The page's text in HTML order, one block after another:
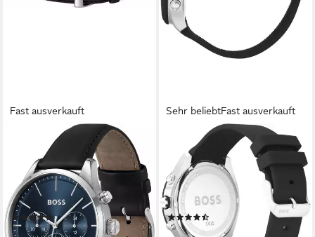
Fast ausverkauft
Chronograph AVERY
1514156, Quarzuhr,
Herrenuhr, Armbanduhr,
Stoppfunktion, Lederarmband
(2)
279,00 €
Sehr beliebtFast ausverkauft
Chronograph VELOCITY
1513716, Quarzuhr,
Herrenuhr, Armbanduhr,
Stoppfunktion, Silikonarmband
299,00 €